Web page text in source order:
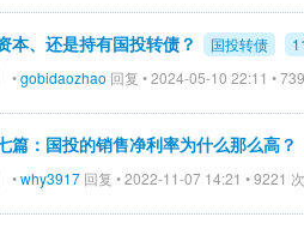
本、还是持有国投转债？ 国投转债
•gobidaozhao 回复 • 2024-05-10 22:11 •
篇：国投的销售净利率为什么那么高？
•why3917 回复 • 2022-11-07 14:21 • 9221